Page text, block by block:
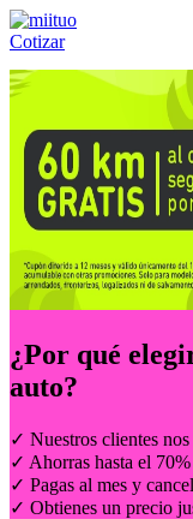
Cotizar
Llámanos al:(55) 84-
¿Por qué
auto?
✓ Nuestros clientes
✓ Ahorras hasta el
✓ Pagas al mes y
✓ Obtienes un precio